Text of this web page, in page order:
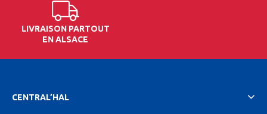
LIVRAISON PARTOUT
EN ALSACE
CENTRAL’HAL